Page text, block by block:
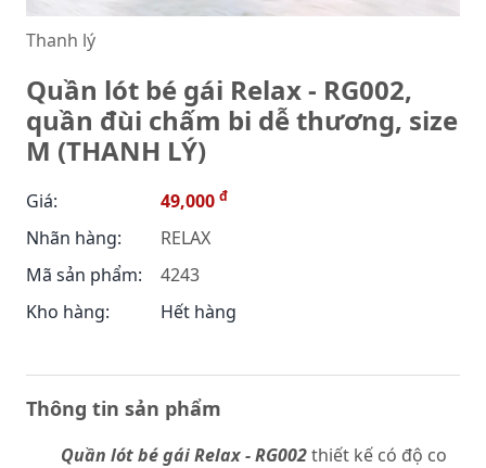
Thanh lý
Quần lót bé gái Relax - RG002,
quần đùi chấm bi dễ thương, size
M (THANH LÝ)
Giá: 49,000 đ
Nhãn hàng:
RELAX
Mã sản phẩm:
4243
Kho hàng:
Hết hàng
Thông tin sản phẩm
Quần lót bé gái Relax - RG002thiết kế có độ co